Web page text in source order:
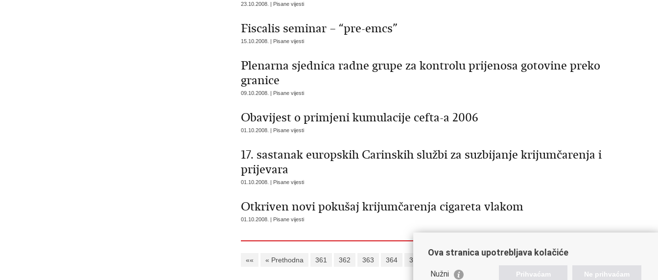
23.10.2008. | Pisane vijesti
Fiscalis seminar – “pre-emcs”
15.10.2008. | Pisane vijesti
Plenarna sjednica radne grupe za kontrolu prijenosa gotovine preko
granice
09.10.2008. | Pisane vijesti
Obavijest o primjeni kumulacije cefta-a 2006
01.10.2008. | Pisane vijesti
17. sastanak europskih Carinskih službi za suzbijanje krijumčarenja i
prijevara
01.10.2008. | Pisane vijesti
Otkriven novi pokušaj krijumčarenja cigareta vlakom
01.10.2008. | Pisane vijesti
«« « Prethodna 361 362 363 364 365 368
Ova stranica upotrebljava kolačiće
Nužni Prihvaćam Ne prihvaćam